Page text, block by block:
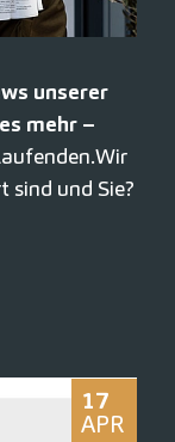
unserer
mehr –
Wir
sind und Sie?
17
APR